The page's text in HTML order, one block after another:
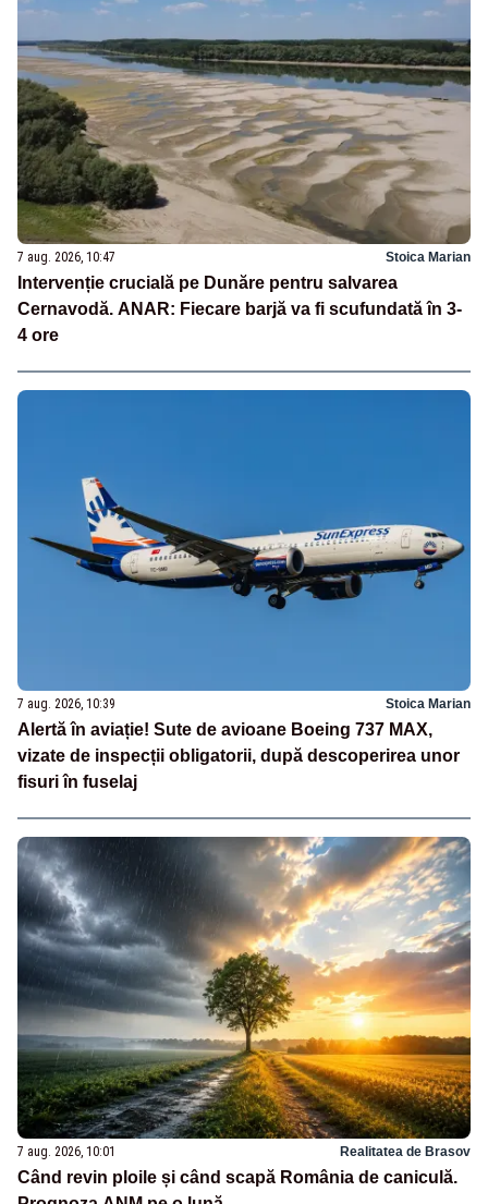
7 aug. 2026, 10:47 Stoica Marian
Intervenție crucială pe Dunăre pentru salvarea
Cernavodă. ANAR: Fiecare barjă va fi scufundată în 3-
4 ore
7 aug. 2026, 10:39 Stoica Marian
Alertă în aviație! Sute de avioane Boeing 737 MAX,
vizate de inspecții obligatorii, după descoperirea unor
fisuri în fuselaj
7 aug. 2026, 10:01 Realitatea de Brasov
Când revin ploile și când scapă România de caniculă.